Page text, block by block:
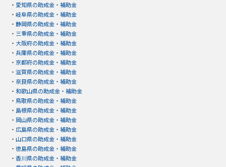
・ 愛知県の助成金・補助金
・ 岐阜県の助成金・補助金
・ 静岡県の助成金・補助金
・ 三重県の助成金・補助金
・ 大阪府の助成金・補助金
・ 兵庫県の助成金・補助金
・ 京都府の助成金・補助金
・ 滋賀県の助成金・補助金
・ 奈良県の助成金・補助金
・ 和歌山県の助成金・補助金
・ 鳥取県の助成金・補助金
・ 島根県の助成金・補助金
・ 岡山県の助成金・補助金
・ 広島県の助成金・補助金
・ 山口県の助成金・補助金
・ 徳島県の助成金・補助金
・ 香川県の助成金・補助金